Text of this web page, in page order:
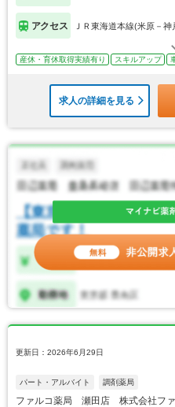
アクセス ＪＲ東海道本線(米原－神
産休・育休取得実績有り スキルアップ
求人の詳細を見る
更新日：2026年6月29日
パート・アルバイト 調剤薬局
ファルコ薬局 瀬田店 株式会社ファ